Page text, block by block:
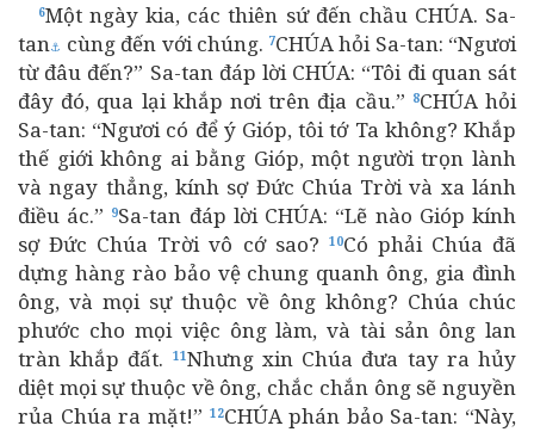
6Một ngày kia, các thiên sứ đến chầu CHÚA. Sa-
tan⚓ cùng đến với chúng. 7CHÚA hỏi Sa-tan: “Ngươi
từ đâu đến?” Sa-tan đáp lời CHÚA: “Tôi đi quan sát
đây đó, qua lại khắp nơi trên địa cầu.” 8CHÚA hỏi
Sa-tan: “Ngươi có để ý Gióp, tôi tớ Ta không? Khắp
thế giới không ai bằng Gióp, một người trọn lành
và ngay thẳng, kính sợ Đức Chúa Trời và xa lánh
điều ác.” 9Sa-tan đáp lời CHÚA: “Lẽ nào Gióp kính
sợ Đức Chúa Trời vô cớ sao?
10Có phải Chúa đã
dựng hàng rào bảo vệ chung quanh ông, gia đình
ông, và mọi sự thuộc về ông không? Chúa chúc
phước cho mọi việc ông làm, và tài sản ông lan
tràn khắp đất.
11Nhưng xin Chúa đưa tay ra hủy
diệt mọi sự thuộc về ông, chắc chắn ông sẽ nguyền
rủa Chúa ra mặt!” 12CHÚA phán bảo Sa-tan: “Này,